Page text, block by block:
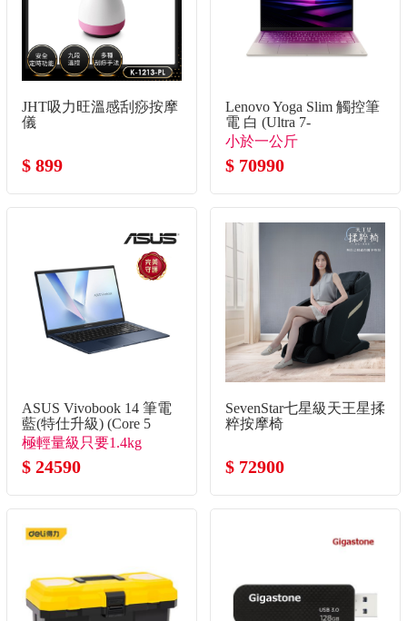
JHT吸力旺溫感刮痧按摩
儀
$ 899
Lenovo Yoga Slim 觸控筆
電 白 (Ultra 7-
355/32G/1TB SSD/W11)
小於一公斤
$ 70990
ASUS Vivobook 14 筆電
藍(特仕升級) (Core 5
120U/8G+8G/1TB
SSD/W11)
極輕量級只要1.4kg
$ 24590
SevenStar七星級天王星揉
粹按摩椅
$ 72900